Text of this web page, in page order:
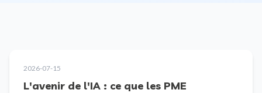
2026-07-15
L'avenir de l'IA : ce que les PME